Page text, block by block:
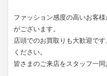
ファッション感度の高いお客
がございます。
店頭でのお買取りも大歓迎で
ください。
皆さまのご来店をスタッフ一同